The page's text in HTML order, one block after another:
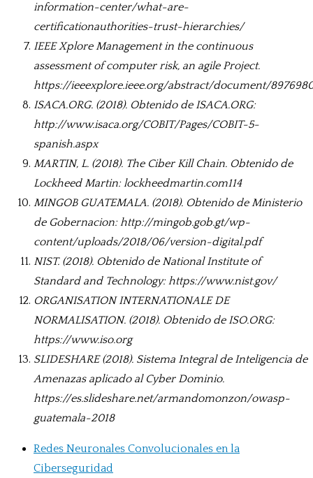
information-center/what-are-
certificationauthorities-trust-hierarchies/
IEEE Xplore Management in the continuous
assessment of computer risk, an agile Project.
https://ieeexplore.ieee.org/abstract/document/
ISACA.ORG. (2018). Obtenido de ISACA.ORG:
http://www.isaca.org/COBIT/Pages/COBIT-5-
spanish.aspx
MARTIN, L. (2018). The Ciber Kill Chain. Obtenido de
Lockheed Martin: lockheedmartin.com114
MINGOB GUATEMALA. (2018). Obtenido de Ministerio
de Gobernacion: http://mingob.gob.gt/wp-
content/uploads/2018/06/version-digital.pdf
NIST. (2018). Obtenido de National Institute of
Standard and Technology: https://www.nist.gov/
ORGANISATION INTERNATIONALE DE
NORMALISATION. (2018). Obtenido de ISO.ORG:
https://www.iso.org
SLIDESHARE (2018). Sistema Integral de Inteligencia de
Amenazas aplicado al Cyber Dominio.
https://es.slideshare.net/armandomonzon/owasp-
guatemala-2018
Redes Neuronales Convolucionales en la
Ciberseguridad